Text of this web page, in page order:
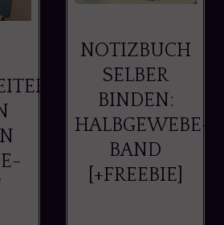
NOTIZBUCH
SELBER
BINDEN:
HALBGEWEBE-
BAND
[+FREEBIE]